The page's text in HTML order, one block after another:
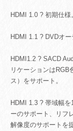
HDMI 1.0 ? 初期仕
HDMI 1.1 ? DVDオー
HDMI1.2 ? SACD
リケーションはRGB
ス）をサポート。
HDMI 1.3 ? 帯域幅
ーのサポート、リフ
解像度のサポートを